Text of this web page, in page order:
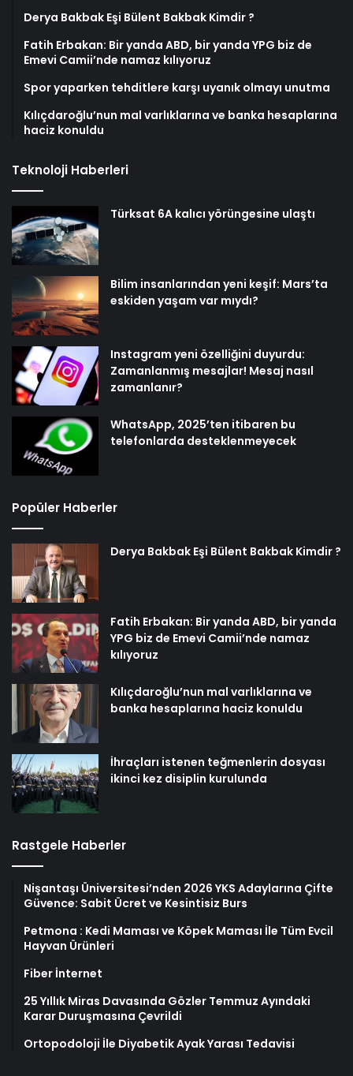
Derya Bakbak Eşi Bülent Bakbak Kimdir ?
Fatih Erbakan: Bir yanda ABD, bir yanda YPG biz de
Emevi Camii’nde namaz kılıyoruz
Spor yaparken tehditlere karşı uyanık olmayı unutma
Kılıçdaroğlu’nun mal varlıklarına ve banka hesaplarına
haciz konuldu
Teknoloji Haberleri
Türksat 6A kalıcı yörüngesine ulaştı
Bilim insanlarından yeni keşif: Mars’ta
eskiden yaşam var mıydı?
Instagram yeni özelliğini duyurdu:
Zamanlanmış mesajlar! Mesaj nasıl
zamanlanır?
WhatsApp, 2025’ten itibaren bu
telefonlarda desteklenmeyecek
Popüler Haberler
Derya Bakbak Eşi Bülent Bakbak Kimdir ?
Fatih Erbakan: Bir yanda ABD, bir yanda
YPG biz de Emevi Camii’nde namaz
kılıyoruz
Kılıçdaroğlu’nun mal varlıklarına ve
banka hesaplarına haciz konuldu
İhraçları istenen teğmenlerin dosyası
ikinci kez disiplin kurulunda
Rastgele Haberler
Nişantaşı Üniversitesi’nden 2026 YKS Adaylarına Çifte
Güvence: Sabit Ücret ve Kesintisiz Burs
Petmona : Kedi Maması ve Köpek Maması İle Tüm Evcil
Hayvan Ürünleri
Fiber İnternet
25 Yıllık Miras Davasında Gözler Temmuz Ayındaki
Karar Duruşmasına Çevrildi
Ortopodoloji İle Diyabetik Ayak Yarası Tedavisi